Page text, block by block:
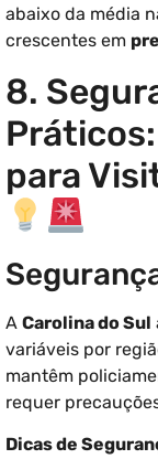
abaixo da média
crescentes em
8.
para
A Carolina do Sul
variáveis por
mantêm
requer
Dicas de